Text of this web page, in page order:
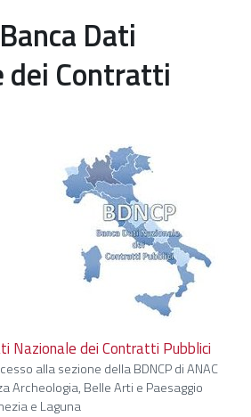
Storico-Artistico
Esportazione
Galleria
Contatti
Dati
dei Contratti
Nazionale dei Contratti Pubblici
alla sezione della BDNCP di ANAC
Archeologia, Belle Arti e Paesaggio
e Laguna